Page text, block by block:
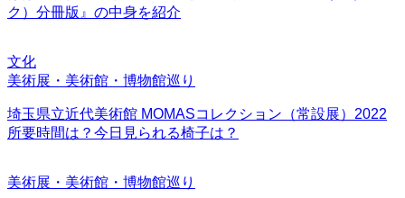
ク）分冊版』の中身を紹介
文化
美術展・美術館・博物館巡り
埼玉県立近代美術館 MOMASコレクション（常設展）2022
所要時間は？今日見られる椅子は？
美術展・美術館・博物館巡り